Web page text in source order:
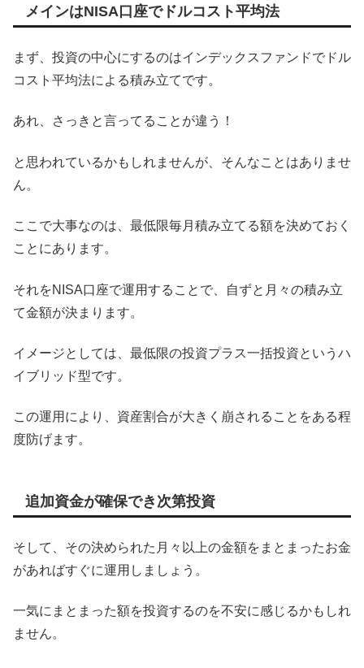
メインはNISA口座でドルコスト平均法
まず、投資の中心にするのはインデックスファンドでドル
コスト平均法による積み立てです。
あれ、さっきと言ってることが違う！
と思われているかもしれませんが、そんなことはありませ
ん。
ここで大事なのは、最低限毎月積み立てる額を決めておく
ことにあります。
それをNISA口座で運用することで、自ずと月々の積み立
て金額が決まります。
イメージとしては、最低限の投資プラス一括投資というハ
イブリッド型です。
この運用により、資産割合が大きく崩されることをある程
度防げます。
追加資金が確保でき次第投資
そして、その決められた月々以上の金額をまとまったお金
があればすぐに運用しましょう。
一気にまとまった額を投資するのを不安に感じるかもしれ
ません。